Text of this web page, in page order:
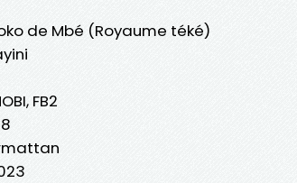
de Mbé (Royaume téké)
FB2